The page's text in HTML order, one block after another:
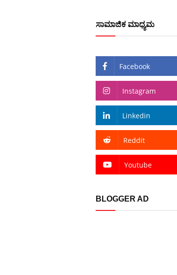
ಸಾಮಾಜಿಕ ಮಾಧ್ಯಮ
Facebook
Instagram
Linkedin
Reddit
Youtube
BLOGGER AD